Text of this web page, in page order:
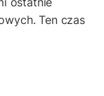
Ten czas